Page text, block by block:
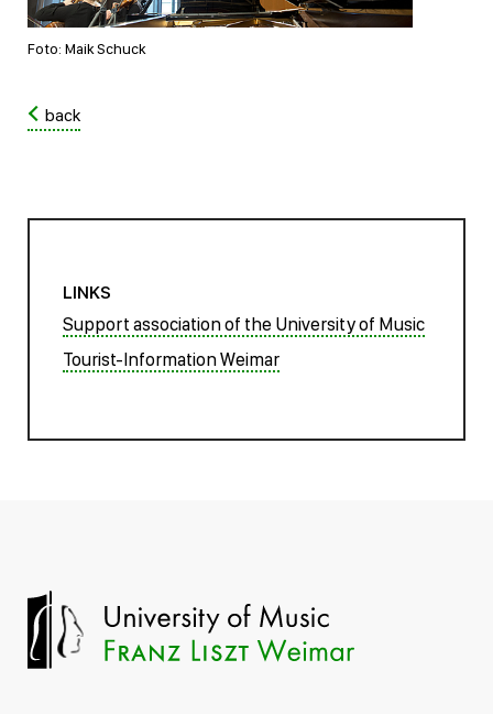
Foto: Maik Schuck
back
LINKS
Support association of the University of Music
Tourist-Information Weimar